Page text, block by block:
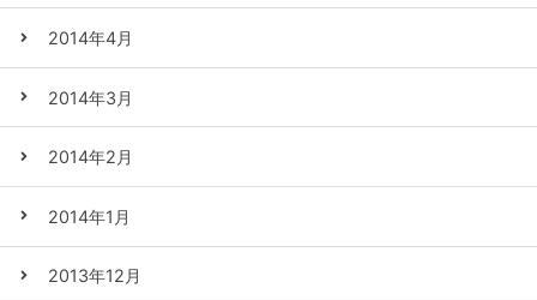
2014年4月
2014年3月
2014年2月
2014年1月
2013年12月